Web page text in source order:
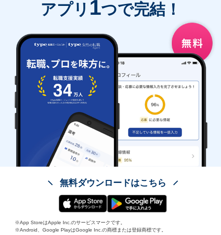
アプリ 1つで完結！
無料ダウンロードはこちら
※App StoreはApple Inc.のサービスマークです。
※Android、Google PlayはGoogle Inc.の商標または登録商標です。